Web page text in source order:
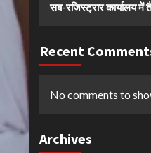
सब-रजिस्ट्रार कार्यालय में
Recent
No comments to
Archives